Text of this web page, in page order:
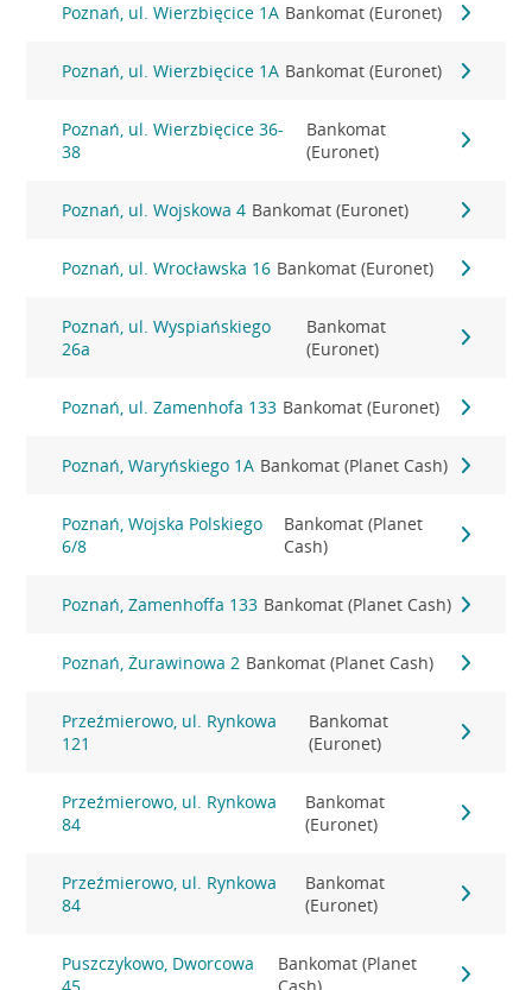
Poznań, ul. Wierzbięcice 1A Bankomat (Euronet)
Poznań, ul. Wierzbięcice 1A Bankomat (Euronet)
Poznań, ul. Wierzbięcice 36-
38
Bankomat
(Euronet)
Poznań, ul. Wojskowa 4 Bankomat (Euronet)
Poznań, ul. Wrocławska 16 Bankomat (Euronet)
Poznań, ul. Wyspiańskiego
26a
Bankomat
(Euronet)
Poznań, ul. Zamenhofa 133 Bankomat (Euronet)
Poznań, Waryńskiego 1A Bankomat (Planet Cash)
Poznań, Wojska Polskiego
6/8
Bankomat (Planet
Cash)
Poznań, Zamenhoffa 133 Bankomat (Planet Cash)
Poznań, Żurawinowa 2 Bankomat (Planet Cash)
Przeźmierowo, ul. Rynkowa
121
Bankomat
(Euronet)
Przeźmierowo, ul. Rynkowa
84
Bankomat
(Euronet)
Przeźmierowo, ul. Rynkowa
84
Bankomat
(Euronet)
Puszczykowo, Dworcowa
Bankomat (Planet